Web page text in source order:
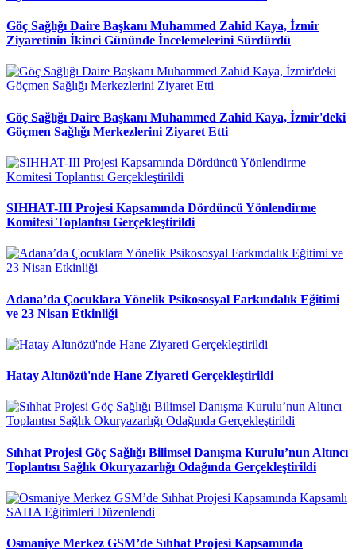
Göç Sağlığı Daire Başkanı Muhammed Zahid Kaya, İzmir
Ziyaretinin İkinci Gününde İncelemelerini Sürdürdü
Göç Sağlığı Daire Başkanı Muhammed Zahid Kaya, İzmir'deki
Göçmen Sağlığı Merkezlerini Ziyaret Etti
SIHHAT-III Projesi Kapsamında Dördüncü Yönlendirme
Komitesi Toplantısı Gerçekleştirildi
Adana’da Çocuklara Yönelik Psikososyal Farkındalık Eğitimi
ve 23 Nisan Etkinliği
Hatay Altınözü'nde Hane Ziyareti Gerçekleştirildi
Sıhhat Projesi Göç Sağlığı Bilimsel Danışma Kurulu’nun Altıncı
Toplantısı Sağlık Okuryazarlığı Odağında Gerçekleştirildi
Osmaniye Merkez GSM’de Sıhhat Projesi Kapsamında